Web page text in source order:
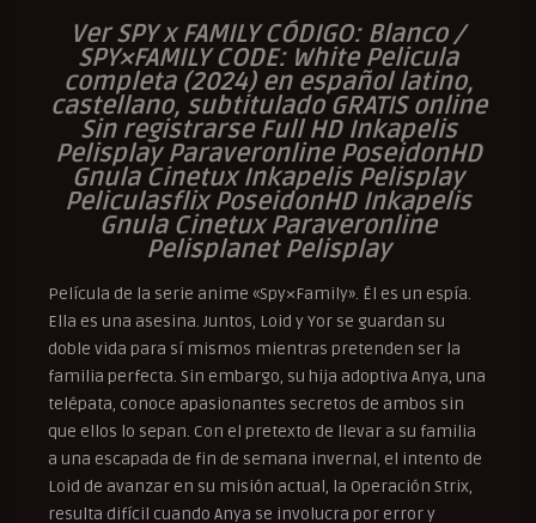
Ver SPY x FAMILY CÓDIGO: Blanco /
SPY×FAMILY CODE: White Pelicula
completa (2024) en español latino,
castellano, subtitulado GRATIS online
Sin registrarse Full HD Inkapelis
Pelisplay Paraveronline PoseidonHD
Gnula Cinetux Inkapelis Pelisplay
Peliculasflix PoseidonHD Inkapelis
Gnula Cinetux Paraveronline
Pelisplanet Pelisplay
Película de la serie anime «Spy×Family». Él es un espía.
Ella es una asesina. Juntos, Loid y Yor se guardan su
doble vida para sí mismos mientras pretenden ser la
familia perfecta. Sin embargo, su hija adoptiva Anya, una
telépata, conoce apasionantes secretos de ambos sin
que ellos lo sepan. Con el pretexto de llevar a su familia
a una escapada de fin de semana invernal, el intento de
Loid de avanzar en su misión actual, la Operación Strix,
resulta difícil cuando Anya se involucra por error y